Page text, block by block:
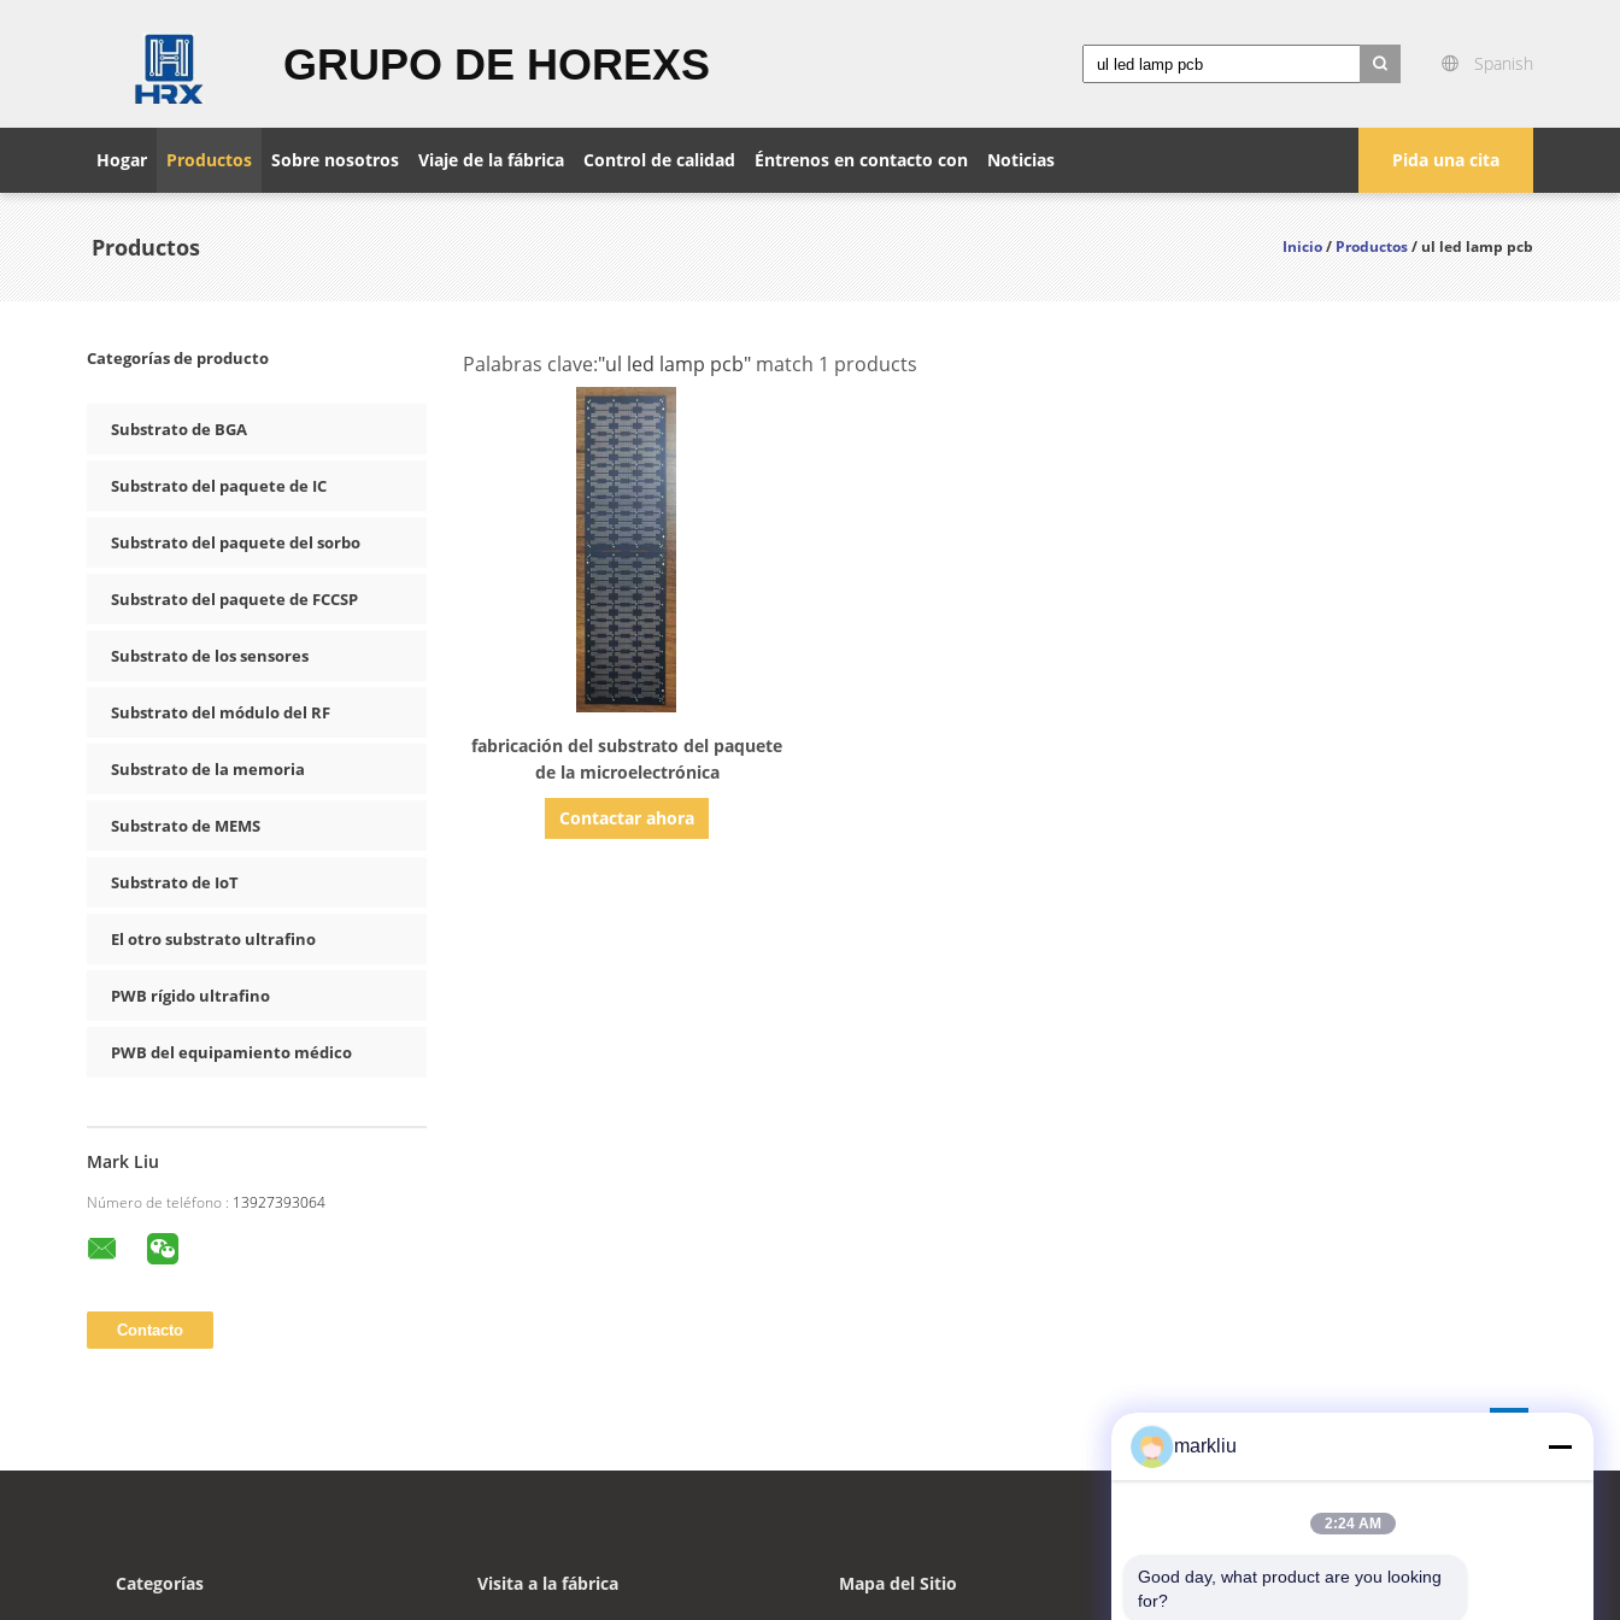
GRUPO DE HOREXS Spanish
Pida una cita
Hogar Productos Sobre nosotros Viaje de la fábrica Control de calidad Éntrenos en contacto con Noticias
Productos Inicio/Productos/ ul led lamp pcb
Categorías de producto
Substrato de BGA
Substrato del paquete de IC
Substrato del paquete del sorbo
Substrato del paquete de FCCSP
Substrato de los sensores
Substrato del módulo del RF
Substrato de la memoria
Substrato de MEMS
Substrato de IoT
El otro substrato ultrafino
PWB rígido ultrafino
PWB del equipamiento médico
Mark Liu
Número de teléfono : 13927393064
Palabras clave:"ul led lamp pcb" match 1 products
fabricación del substrato del paquete
de la microelectrónica
Contactar ahora
Categorías Visita a la fábrica Mapa del Sitio Contactar Ahora
markliu
2:24 AM
Good day, what product are you looking
for?